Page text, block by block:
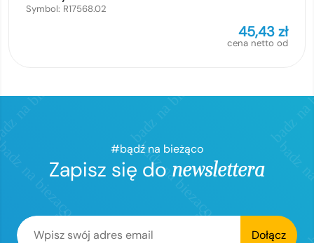
Symbol: R17568.02
45,43zł
cena netto od
#bądź na bieżąco
Zapisz się do newslettera
Dołącz